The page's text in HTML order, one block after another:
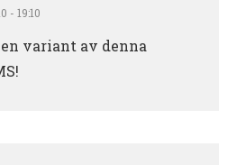
- 19:10
variant av denna